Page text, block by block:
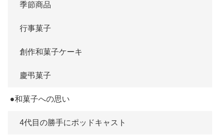
季節商品
行事菓子
創作和菓子ケーキ
慶弔菓子
●和菓子への思い
4代目の勝手にポッドキャスト